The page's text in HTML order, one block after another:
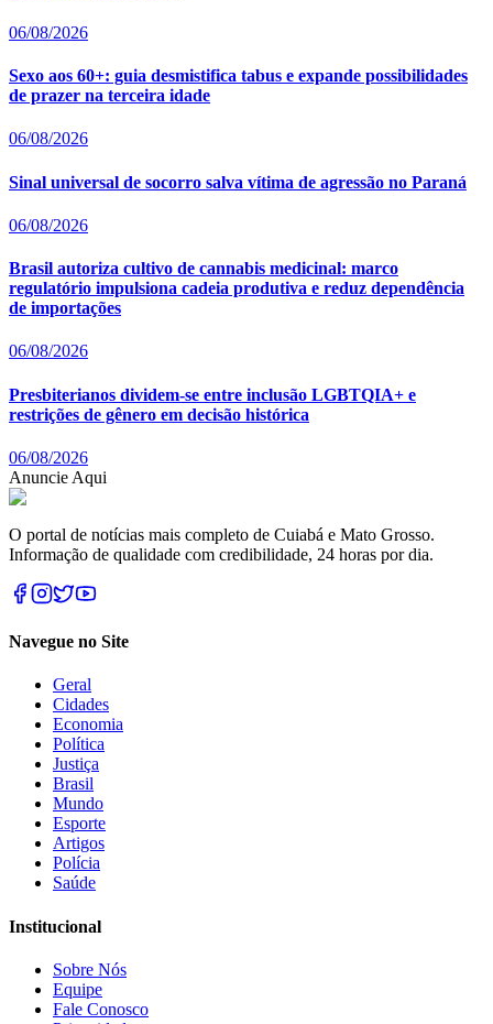
06/08/2026
Sexo aos 60+: guia desmistifica tabus e expande possibilidades
de prazer na terceira idade
06/08/2026
Sinal universal de socorro salva vítima de agressão no Paraná
06/08/2026
Brasil autoriza cultivo de cannabis medicinal: marco
regulatório impulsiona cadeia produtiva e reduz dependência
de importações
06/08/2026
Presbiterianos dividem-se entre inclusão LGBTQIA+ e
restrições de gênero em decisão histórica
06/08/2026
Anuncie Aqui
O portal de notícias mais completo de Cuiabá e Mato Grosso.
Informação de qualidade com credibilidade, 24 horas por dia.
Navegue no Site
Geral
Cidades
Economia
Política
Justiça
Brasil
Mundo
Esporte
Artigos
Polícia
Saúde
Institucional
Sobre Nós
Equipe
Fale Conosco